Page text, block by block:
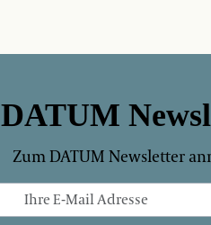
DATUM
Zum DATUM Newsletter